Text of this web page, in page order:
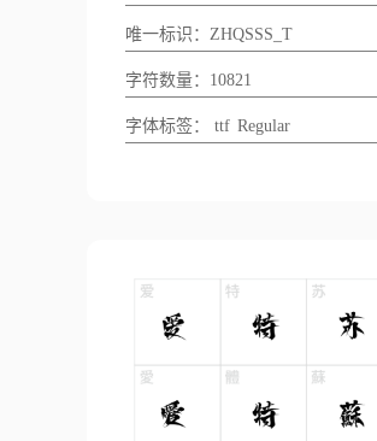
唯一标识：ZHQSSS_T
字符数量：10821
字体标签： ttf Regular